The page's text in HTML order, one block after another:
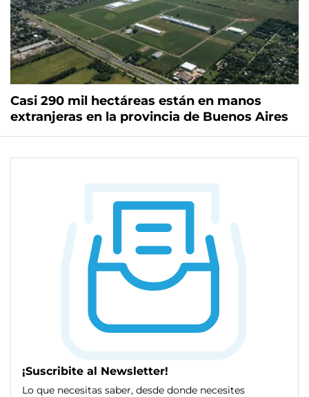
Casi 290 mil hectáreas están en manos
extranjeras en la provincia de Buenos Aires
¡Suscribite al Newsletter!
Lo que necesitas saber, desde donde necesites